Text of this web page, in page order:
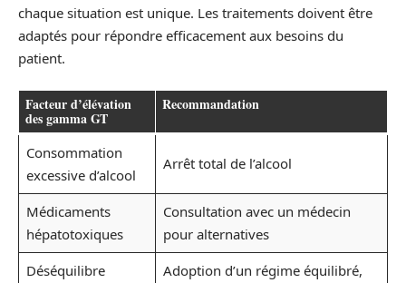
chaque situation est unique. Les traitements doivent être
adaptés pour répondre efficacement aux besoins du
patient.
Facteur d’élévation
des gamma GT
Recommandation
Consommation
excessive d’alcool
Arrêt total de l’alcool
Médicaments
hépatotoxiques
Consultation avec un médecin
pour alternatives
Déséquilibre
Adoption d’un régime équilibré,